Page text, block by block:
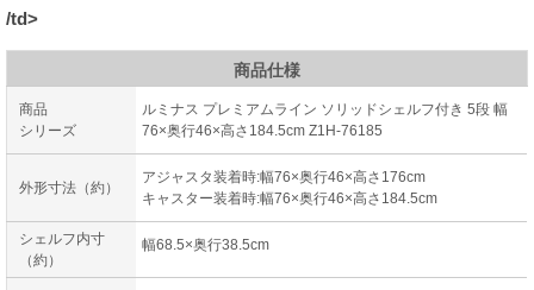
/td>
商品仕様
商品
シリーズ
ルミナス プレミアムライン ソリッドシェルフ付き 5段 幅
76×奥行46×高さ184.5cm Z1H-76185
外形寸法（約）
アジャスタ装着時:幅76×奥行46×高さ176cm
キャスター装着時:幅76×奥行46×高さ184.5cm
シェルフ内寸
（約）
幅68.5×奥行38.5cm